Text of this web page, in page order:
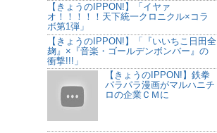
【きょうのIPPON!】「イヤァ
オ！！！！！天下統一クロニクル×コラ
ボ第1弾」
【きょうのIPPON!】「『いいちこ日田全
麹』×『音楽・ゴールデンボンバー』の
衝撃!!!」
【きょうのIPPON!】鉄拳
パラパラ漫画がマルハニチ
ロの企業ＣＭに